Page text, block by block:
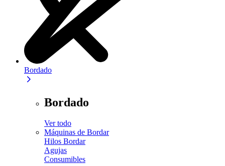
Bordado
Bordado
Ver todo
Máquinas de Bordar
Hilos Bordar
Agujas
Consumibles